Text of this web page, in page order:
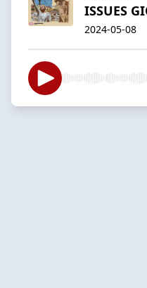
ISSUES
2024-05-08